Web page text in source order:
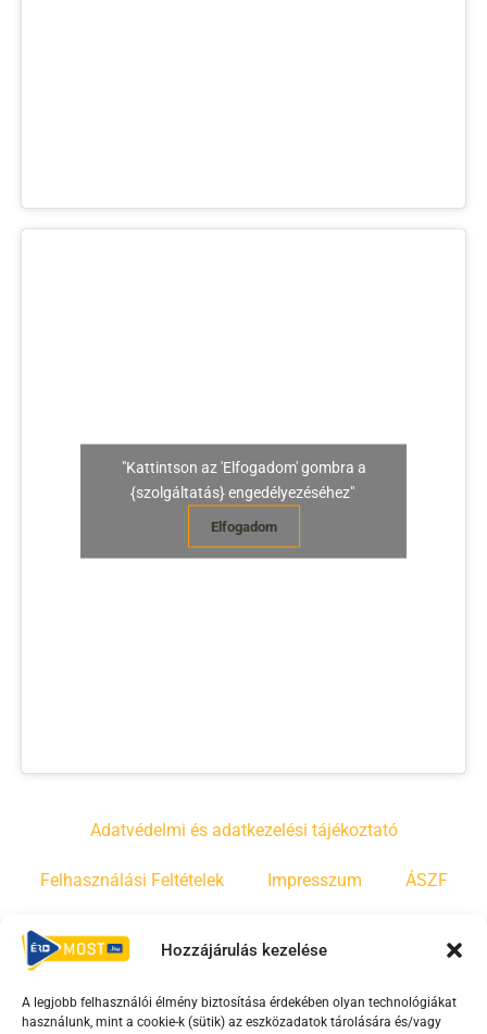
Hozzájárulás kezelése
A legjobb felhasználói élmény biztosítása érdekében olyan technológiákat
használunk, mint a cookie-k (sütik) az eszközadatok tárolására és/vagy
"Kattintson az 'Elfogadom' gombra a
{szolgáltatás} engedélyezéséhez"
Elfogadom
Adatvédelmi és adatkezelési tájékoztató
Felhasználási Feltételek Impresszum ÁSZF
Irányelvek
F
Y
T